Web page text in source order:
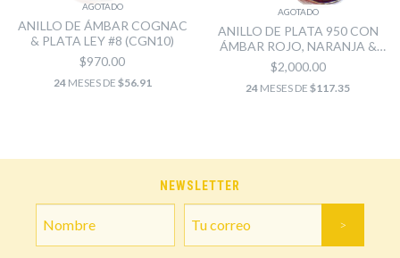
AGOTADO
ANILLO DE ÁMBAR COGNAC
& PLATA LEY #8 (CGN10)
$970.00
24MESES DE $56.91
AGOTADO
ANILLO DE PLATA 950 CON
ÁMBAR ROJO, NARANJA &
AMARILLO #8.5
$2,000.00
24 MESES DE $117.35
NEWSLETTER